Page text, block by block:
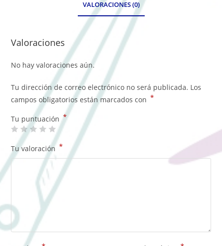
VALORACIONES (0)
Valoraciones
No hay valoraciones aún.
Tu dirección de correo electrónico no será publicada. Los
campos obligatorios están marcados con *
Tu puntuación *
Tu valoración *